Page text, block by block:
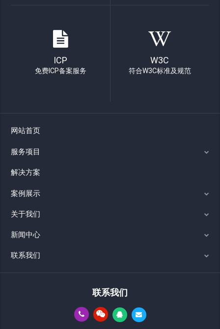
ICP
免费ICP备案服务
W3C
符合W3C标准及规范
网站首页
服务项目
解决方案
案例展示
关于我们
新闻中心
联系我们
联系我们